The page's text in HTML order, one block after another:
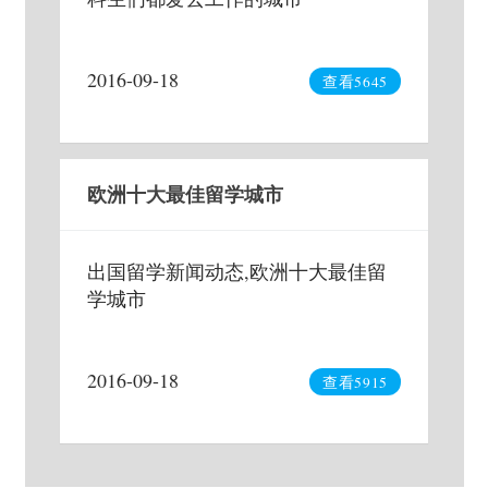
2016-09-18 查看5645
欧洲十大最佳留学城市
出国留学新闻动态,欧洲十大最佳留
学城市
2016-09-18 查看5915